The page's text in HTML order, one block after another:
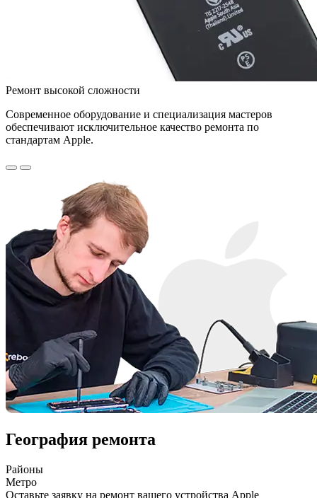
Ремонт высокой сложности
Современное оборудование и специализация мастеров
обеспечивают исключительное качество ремонта по
стандартам Apple.
География ремонта
Районы
Метро
Оставьте заявку на ремонт вашего устройства Apple